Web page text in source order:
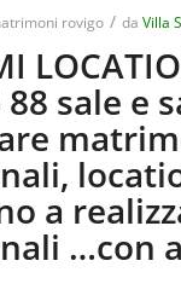
rovigo / da Villa
88 sale e
a
…con